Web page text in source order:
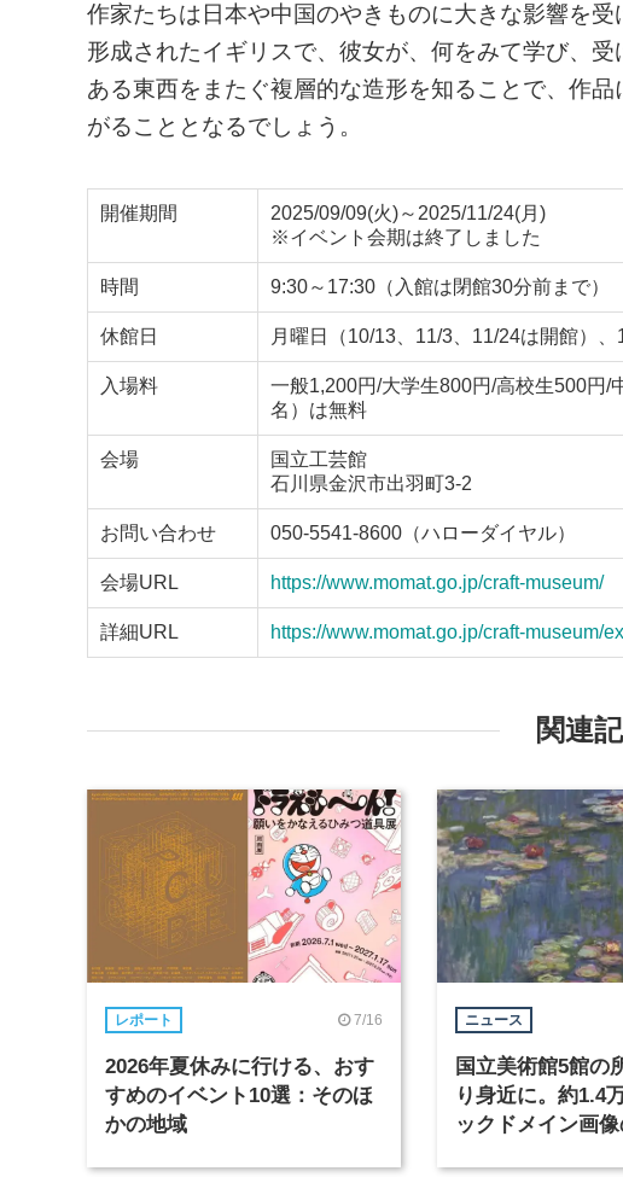
作家たちは日本や中国のやきものに大きな影響を
形成されたイギリスで、彼女が、何をみて学び、
ある東西をまたぐ複層的な造形を知ることで、作
がることとなるでしょう。
開催期間
2025/09/09(火)～2025/11/24(月)
※イベント会期は終了しました
時間 9:30～17:30（入館は閉館30分前まで）
休館日 月曜日（10/13、11/3、11/24は開館）
入場料
一般1,200円/大学生800円/高校生500円/
名）は無料
会場
国立工芸館
石川県金沢市出羽町3-2
お問い合わせ 050-5541-8600（ハローダイヤル）
会場URL https://www.momat.go.jp/craft-museum/
詳細URL https://www.momat.go.jp/craft-museum/
関連
レポート 7/16
2026年夏休みに行ける、おす
すめのイベント10選：そのほ
かの地域
ニュース
国立美術館5館の
り身近に。約1.4
ックドメイン画